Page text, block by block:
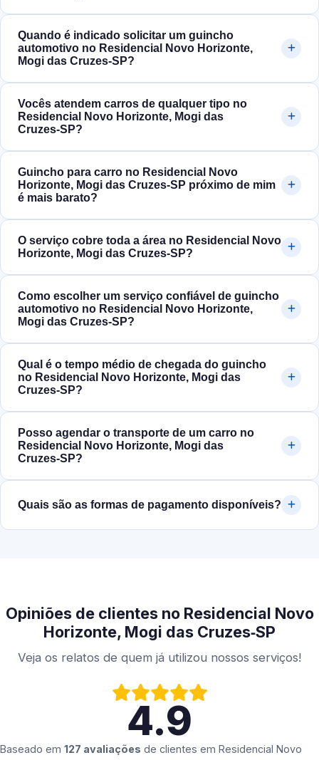
Quando é indicado solicitar um guincho
automotivo no Residencial Novo Horizonte,
Mogi das Cruzes‑SP?
Vocês atendem carros de qualquer tipo no
Residencial Novo Horizonte, Mogi das
Cruzes‑SP?
Guincho para carro no Residencial Novo
Horizonte, Mogi das Cruzes‑SP próximo de mim
é mais barato?
O serviço cobre toda a área no Residencial Novo
Horizonte, Mogi das Cruzes‑SP?
Como escolher um serviço confiável de guincho
automotivo no Residencial Novo Horizonte,
Mogi das Cruzes‑SP?
Qual é o tempo médio de chegada do guincho
no Residencial Novo Horizonte, Mogi das
Cruzes‑SP?
Posso agendar o transporte de um carro no
Residencial Novo Horizonte, Mogi das
Cruzes‑SP?
Quais são as formas de pagamento disponíveis?
Opiniões de clientes no Residencial Novo
Horizonte, Mogi das Cruzes‑SP
Veja os relatos de quem já utilizou nossos serviços!
4.9
Baseado em 127 avaliações de clientes em Residencial Novo